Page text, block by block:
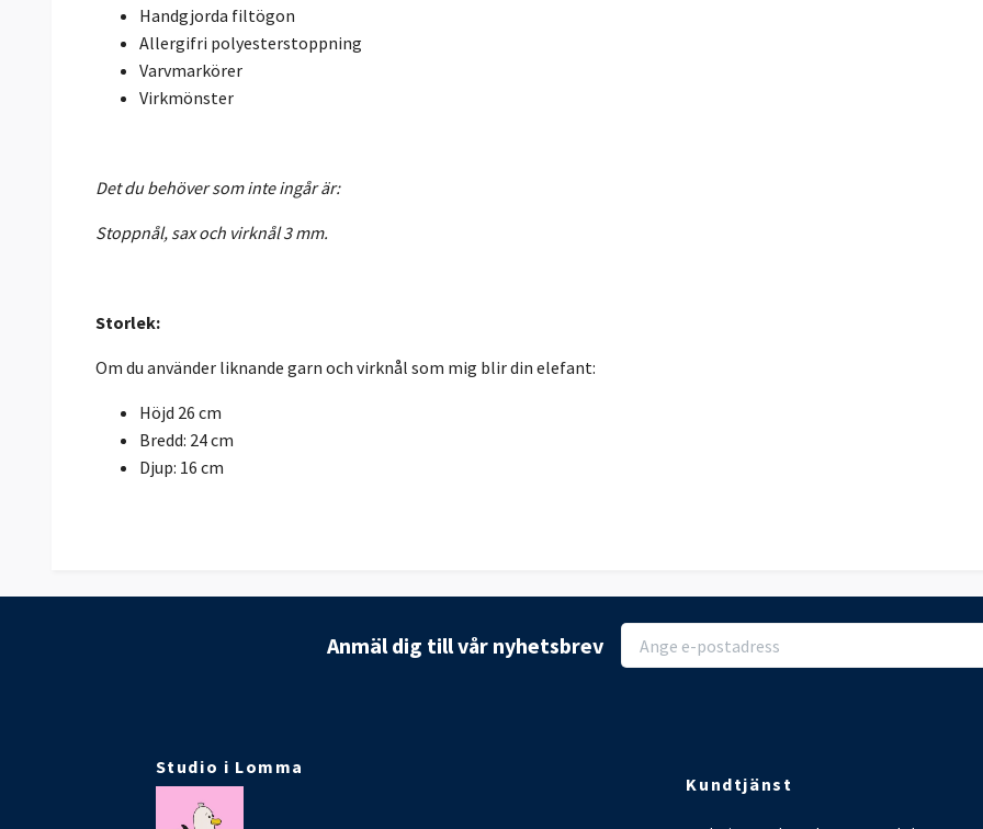
Handgjorda filtögon
Allergifri polyesterstoppning
Varvmarkörer
Virkmönster
Det du behöver som inte ingår är:
Stoppnål, sax och virknål 3 mm.
Storlek:
Om du använder liknande garn och virknål som mig blir din elefant:
Höjd 26 cm
Bredd: 24 cm
Djup: 16 cm
Anmäl dig till vår nyhetsbrev
Studio i Lomma
Kundtjänst